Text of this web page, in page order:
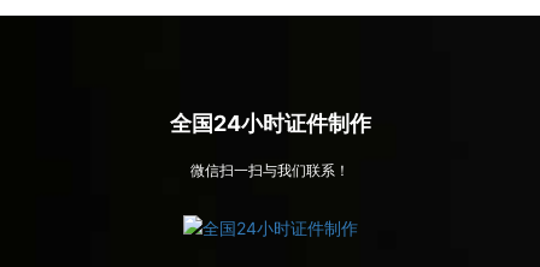
全国24小时证件制作
微信扫一扫与我们联系！